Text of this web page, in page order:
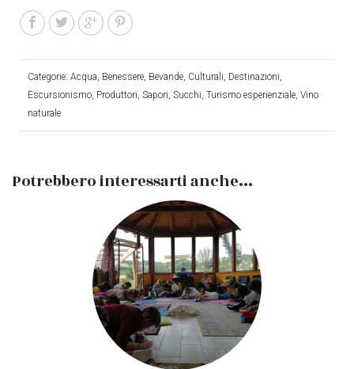
Categorie: Acqua Benessere Bevande Culturali Destinazioni
Escursionismo Produttori Sapori Succhi Turismo esperienziale Vino
naturale
Potrebbero interessarti anche...